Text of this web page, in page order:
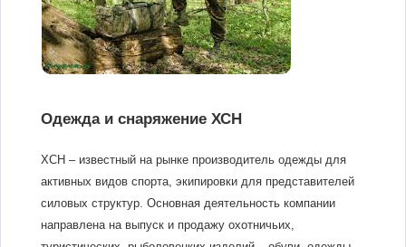
Одежда и снаряжение ХСН
ХСН – известный на рынке производитель одежды для
активных видов спорта, экипировки для представителей
силовых структур. Основная деятельность компании
направлена на выпуск и продажу охотничьих,